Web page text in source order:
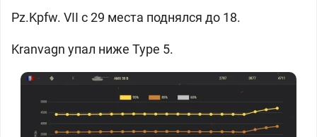
Pz.Kpfw. VII с 29 места поднялся до 18.
Kranvagn упал ниже Type 5.